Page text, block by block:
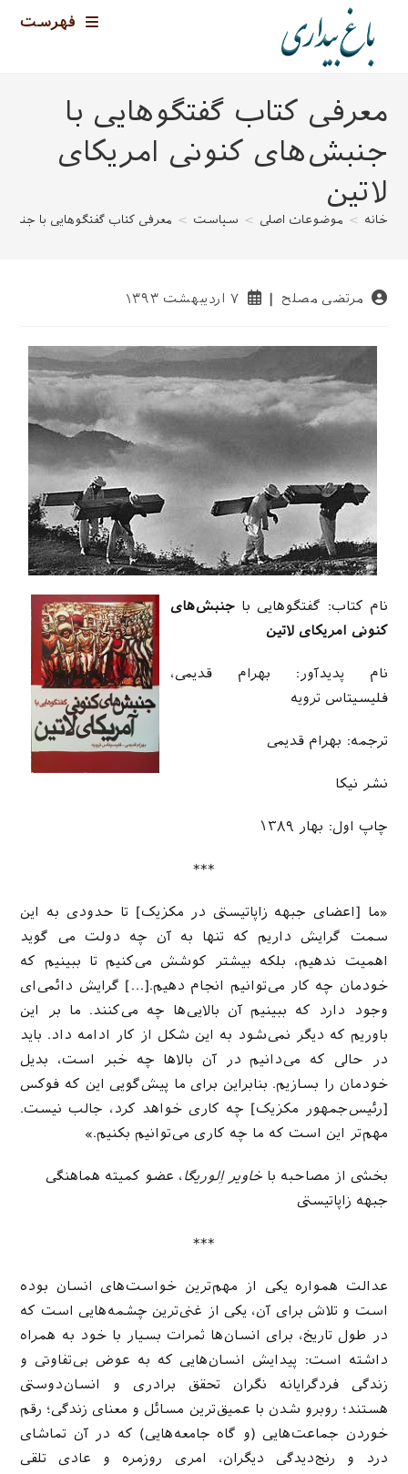
فهرست
معرفی کتاب گفتگوهایی با
جنبش‌های کنونی امریکای
لاتین
خانه > موضوعات اصلی > سیاست > معرفی کتاب گفتگوهایی با
نویسندهٔمرتضی مصلح
نوشته
است:
۷ اردیبهشت ۱۳۹۳
نام کتاب: گفتگوهایی با جنبش‌های
کنونی امریکای لاتین
نام پدیدآور: بهرام قدیمی،
فلیسیتاس ترویه
ترجمه: بهرام قدیمی
نشر نیکا
چاپ اول: بهار ۱۳۸۹
***
«ما [اعضای جبهه زاپاتیستی در مکزیک] تا حدودی به این
سمت گرایش داریم که تنها به آن چه دولت می گوید
اهمیت ندهیم، بلکه بیشتر کوشش می‌کنیم تا ببینیم که
خودمان چه کار می‌توانیم انجام دهیم.[…] گرایش دائمی‌ای
وجود دارد که ببینیم آن بالایی‌ها چه می‌کنند. ما بر این
باوریم که دیگر نمی‌شود به این شکل از کار ادامه داد. باید
در حالی که می‌دانیم در آن بالاها چه خبر است، بدیل
خودمان را بسازیم. بنابراین برای ما پیش‌گویی این که فوکس
[رئیس‌جمهور مکزیک] چه کاری خواهد کرد، جالب نیست.
مهم‌تر این است که ما چه کاری می‌توانیم بکنیم.»
بخشی از مصاحبه با خاویر اِلوریگا، عضو کمیته هماهنگی
جبهه زاپاتیستی
***
عدالت همواره یکی از مهم‌ترین خواست‌های انسان بوده
است و تلاش برای آن، یکی از غنی‌ترین چشمه‌هایی است که
در طول تاریخ، برای انسان‌ها ثمرات بسیار با خود به همراه
داشته است: پیدایش انسان‌هایی که به عوض بی‌تفاوتی و
زندگی فردگرایانه نگران تحقق برادری و انسان‌دوستی
هستند؛ روبرو شدن با عمیق‌ترین مسائل و معنای زندگی؛ رقم
خوردن جماعت‌هایی (و گاه جامعه‌هایی) که در آن تماشای
درد و رنج‌دیدگی دیگران، امری روزمره و عادی تلقی